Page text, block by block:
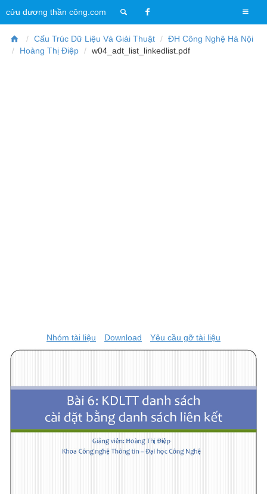
T
o
g
cửu dương thần công.com
Cấu Trúc Dữ Liệu Và Giải Thuật
ĐH Công Nghệ Hà Nội
Hoàng Thị Điệp
w04_adt_list_linkedlist.pdf
Nhóm tài liệu Download Yêu cầu gỡ tài liệu